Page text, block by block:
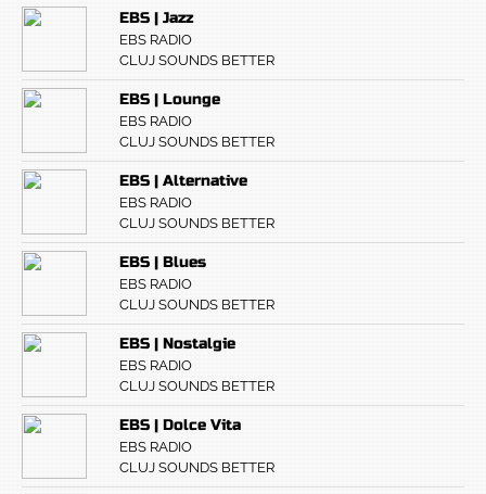
EBS | Jazz
EBS RADIO
CLUJ SOUNDS BETTER
EBS | Lounge
EBS RADIO
CLUJ SOUNDS BETTER
EBS | Alternative
EBS RADIO
CLUJ SOUNDS BETTER
EBS | Blues
EBS RADIO
CLUJ SOUNDS BETTER
EBS | Nostalgie
EBS RADIO
CLUJ SOUNDS BETTER
EBS | Dolce Vita
EBS RADIO
CLUJ SOUNDS BETTER